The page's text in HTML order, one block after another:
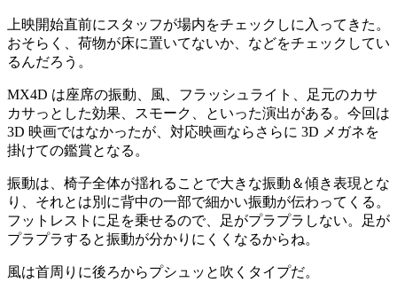
上映開始直前にスタッフが場内をチェックしに入ってきた。
おそらく、荷物が床に置いてないか、などをチェックしてい
るんだろう。
MX4D は座席の振動、風、フラッシュライト、足元のカサ
カサっとした効果、スモーク、といった演出がある。今回は
3D 映画ではなかったが、対応映画ならさらに 3D メガネを
掛けての鑑賞となる。
振動は、椅子全体が揺れることで大きな振動＆傾き表現とな
り、それとは別に背中の一部で細かい振動が伝わってくる。
フットレストに足を乗せるので、足がプラプラしない。足が
プラプラすると振動が分かりにくくなるからね。
風は首周りに後ろからプシュッと吹くタイプだ。